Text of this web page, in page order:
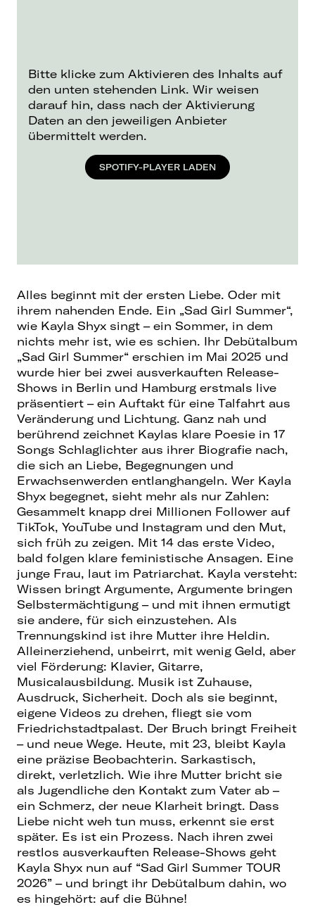
Bitte klicke zum Aktivieren des Inhalts auf
den unten stehenden Link. Wir weisen
darauf hin, dass nach der Aktivierung
Daten an den jeweiligen Anbieter
übermittelt werden.
SPOTIFY-PLAYER LADEN
Alles beginnt mit der ersten Liebe. Oder mit
ihrem nahenden Ende. Ein „Sad Girl Summer“,
wie Kayla Shyx singt – ein Sommer, in dem
nichts mehr ist, wie es schien. Ihr Debütalbum
„Sad Girl Summer“ erschien im Mai 2025 und
wurde hier bei zwei ausverkauften Release-
Shows in Berlin und Hamburg erstmals live
präsentiert – ein Auftakt für eine Talfahrt aus
Veränderung und Lichtung. Ganz nah und
berührend zeichnet Kaylas klare Poesie in 17
Songs Schlaglichter aus ihrer Biografie nach,
die sich an Liebe, Begegnungen und
Erwachsenwerden entlanghangeln. Wer Kayla
Shyx begegnet, sieht mehr als nur Zahlen:
Gesammelt knapp drei Millionen Follower auf
TikTok, YouTube und Instagram und den Mut,
sich früh zu zeigen. Mit 14 das erste Video,
bald folgen klare feministische Ansagen. Eine
junge Frau, laut im Patriarchat. Kayla versteht:
Wissen bringt Argumente, Argumente bringen
Selbstermächtigung – und mit ihnen ermutigt
sie andere, für sich einzustehen. Als
Trennungskind ist ihre Mutter ihre Heldin.
Alleinerziehend, unbeirrt, mit wenig Geld, aber
viel Förderung: Klavier, Gitarre,
Musicalausbildung. Musik ist Zuhause,
Ausdruck, Sicherheit. Doch als sie beginnt,
eigene Videos zu drehen, fliegt sie vom
Friedrichstadtpalast. Der Bruch bringt Freiheit
– und neue Wege. Heute, mit 23, bleibt Kayla
eine präzise Beobachterin. Sarkastisch,
direkt, verletzlich. Wie ihre Mutter bricht sie
als Jugendliche den Kontakt zum Vater ab –
ein Schmerz, der neue Klarheit bringt. Dass
Liebe nicht weh tun muss, erkennt sie erst
später. Es ist ein Prozess. Nach ihren zwei
restlos ausverkauften Release-Shows geht
Kayla Shyx nun auf “Sad Girl Summer TOUR
2026” – und bringt ihr Debütalbum dahin, wo
es hingehört: auf die Bühne!